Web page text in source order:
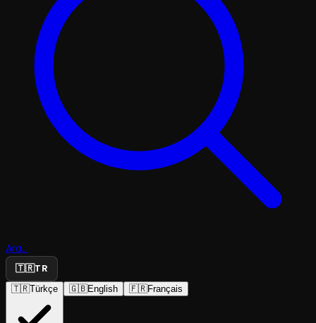
Ara...
🇹🇷TR
🇹🇷Türkçe 🇬🇧English 🇫🇷Français